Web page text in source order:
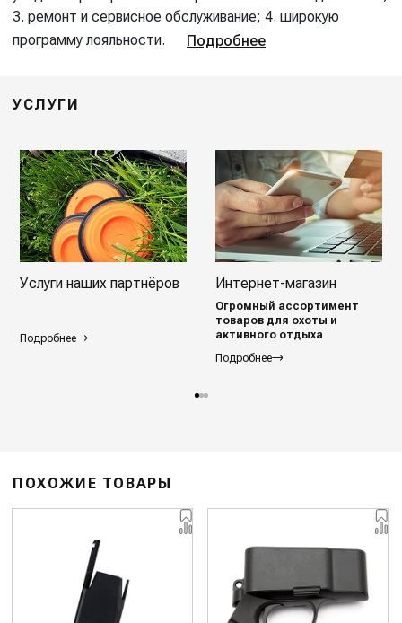
3. ремонт и сервисное обслуживание; 4. широкую
программу лояльности. Подробнее
УСЛУГИ
Услуги наших партнёров
Подробнее
Интернет-магазин
Огромный ассортимент
товаров для охоты и
активного отдыха
Подробнее
ПОХОЖИЕ ТОВАРЫ